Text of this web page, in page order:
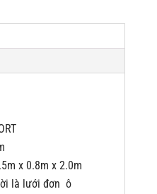
x 0.8m x 2.0m
là lưới đơn ô